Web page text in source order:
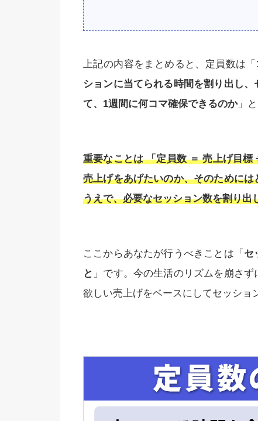
上記の内容をまとめると、定員数は「
ションに当てられる時間を割り出し
て、1週間に何コマ確保できるのか」
重要なことは 「定員数 ＝ 売上げ目
売上げをあげたいのか、そのために
うえで、必要なセッション数を割り出
ここからあなたが行うべきことは「 セ
と 」です。今の生活のリズムを崩さ
欲しい売上げをベースにしてセッショ